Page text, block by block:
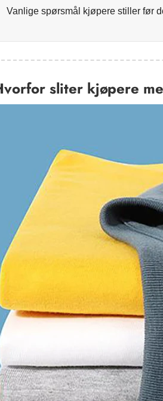
Vanlige spørsmål kjøpere stiller før
sliter kjøpere